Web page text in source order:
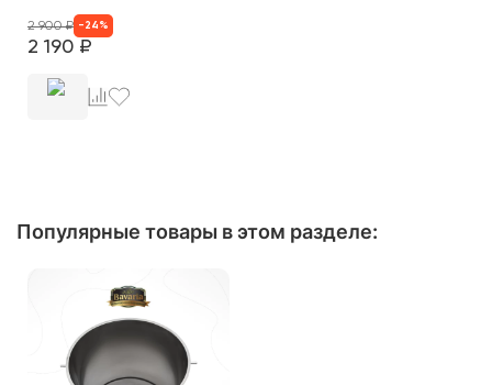
2 190 ₽
2 900₽ - 24 %
Популярные товары в этом разделе: